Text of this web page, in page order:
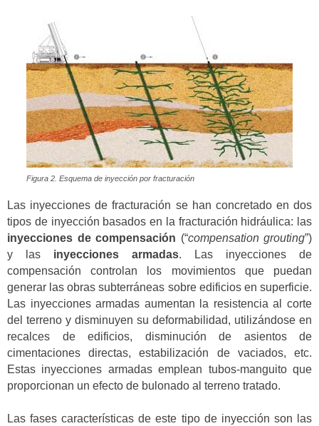
Figura 2. Esquema de inyección por fracturación
Las inyecciones de fracturación se han concretado en dos
tipos de inyección basados en la fracturación hidráulica: las
inyecciones de compensación (“compensation grouting”)
y las inyecciones armadas. Las inyecciones de
compensación controlan los movimientos que puedan
generar las obras subterráneas sobre edificios en superficie.
Las inyecciones armadas aumentan la resistencia al corte
del terreno y disminuyen su deformabilidad, utilizándose en
recalces de edificios, disminución de asientos de
cimentaciones directas, estabilización de vaciados, etc.
Estas inyecciones armadas emplean tubos-manguito que
proporcionan un efecto de bulonado al terreno tratado.
Las fases características de este tipo de inyección son las